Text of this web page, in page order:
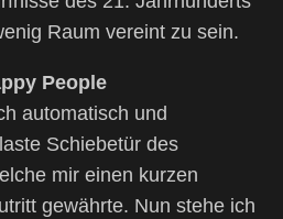
Raum vereint zu sein.
People
automatisch und
Schiebetür des
mir einen kurzen
gewährte. Nun stehe ich